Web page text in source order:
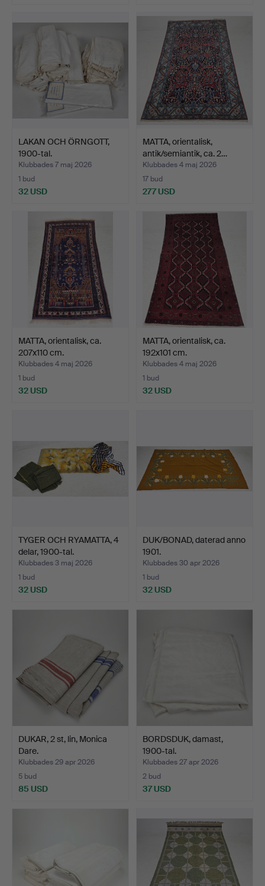
LAKAN OCH ÖRNGOTT,
1900-tal.
Klubbades 7 maj 2026
1 bud
32 USD
MATTA, orientalisk,
antik/semiantik, ca. 2…
Klubbades 4 maj 2026
17 bud
277 USD
MATTA, orientalisk, ca.
207x110 cm.
Klubbades 4 maj 2026
1 bud
32 USD
MATTA, orientalisk, ca.
192x101 cm.
Klubbades 4 maj 2026
1 bud
32 USD
TYGER OCH RYAMATTA, 4
delar, 1900-tal.
Klubbades 3 maj 2026
1 bud
32 USD
DUK/BONAD, daterad anno
1901.
Klubbades 30 apr 2026
1 bud
32 USD
DUKAR, 2 st, lin, Monica
Dare.
Klubbades 29 apr 2026
5 bud
85 USD
BORDSDUK, damast,
1900-tal.
Klubbades 27 apr 2026
2 bud
37 USD